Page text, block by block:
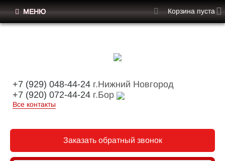
+7 (929) 048-44-24 г.Нижний Новгород
+7 (920) 072-44-24 г.Бор
Все контакты
Заказать обратный звонок
МЕНЮ Корзина пуста